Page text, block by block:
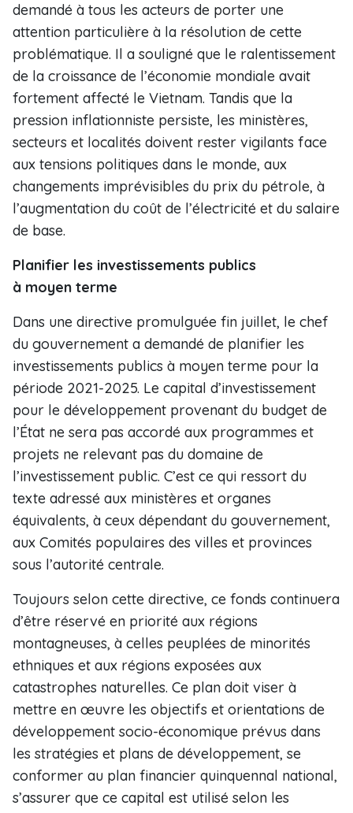
demandé à tous les acteurs de porter une
attention particulière à la résolution de cette
problématique. Il a souligné que le ralentissement
de la croissance de l’économie mondiale avait
fortement affecté le Vietnam. Tandis que la
pression inflationniste persiste, les ministères,
secteurs et localités doivent rester vigilants face
aux tensions politiques dans le monde, aux
changements imprévisibles du prix du pétrole, à
l’augmentation du coût de l’électricité et du salaire
de base.
Planifier les investissements publics
à moyen terme
Dans une directive promulguée fin juillet, le chef
du gouvernement a demandé de planifier les
investissements publics à moyen terme pour la
période 2021-2025. Le capital d’investissement
pour le développement provenant du budget de
l’État ne sera pas accordé aux programmes et
projets ne relevant pas du domaine de
l’investissement public. C’est ce qui ressort du
texte adressé aux ministères et organes
équivalents, à ceux dépendant du gouvernement,
aux Comités populaires des villes et provinces
sous l’autorité centrale.
Toujours selon cette directive, ce fonds continuera
d’être réservé en priorité aux régions
montagneuses, à celles peuplées de minorités
ethniques et aux régions exposées aux
catastrophes naturelles. Ce plan doit viser à
mettre en œuvre les objectifs et orientations de
développement socio-économique prévus dans
les stratégies et plans de développement, se
conformer au plan financier quinquennal national,
s’assurer que ce capital est utilisé selon les